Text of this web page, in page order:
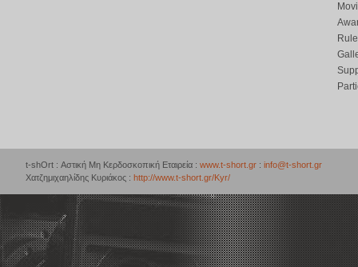
t-shOrt : Αστική Μη Κερδοσκοπική Εταιρεία : www.t-short.gr : info@t-short.gr
Χατζημιχαηλίδης Κυριάκος : http://www.t-short.gr/Kyr/